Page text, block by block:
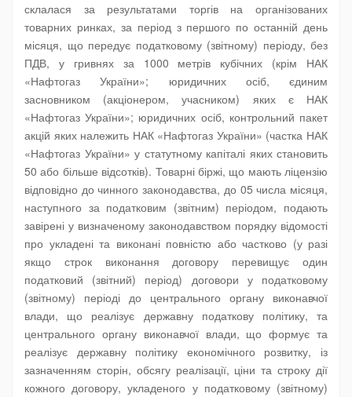
склалася за результатами торгів на організованих
товарних ринках, за період з першого по останній день
місяця, що передує податковому (звітному) періоду, без
ПДВ, у гривнях за 1000 метрів кубічних (крім НАК
«Нафтогаз України»; юридичних осіб, єдиним
засновником (акціонером, учасником) яких є НАК
«Нафтогаз України»; юридичних осіб, контрольний пакет
акцій яких належить НАК «Нафтогаз України» (частка НАК
«Нафтогаз України» у статутному капіталі яких становить
50 або більше відсотків). Товарні біржі, що мають ліцензію
відповідно до чинного законодавства, до 05 числа місяця,
наступного за податковим (звітним) періодом, подають
завірені у визначеному законодавством порядку відомості
про укладені та виконані повністю або частково (у разі
якщо строк виконання договору перевищує один
податковий (звітний) період) договори у податковому
(звітному) періоді до центрального органу виконавчої
влади, що реалізує державну податкову політику, та
центрального органу виконавчої влади, що формує та
реалізує державну політику економічного розвитку, із
зазначенням сторін, обсягу реалізації, ціни та строку дії
кожного договору, укладеного у податковому (звітному)